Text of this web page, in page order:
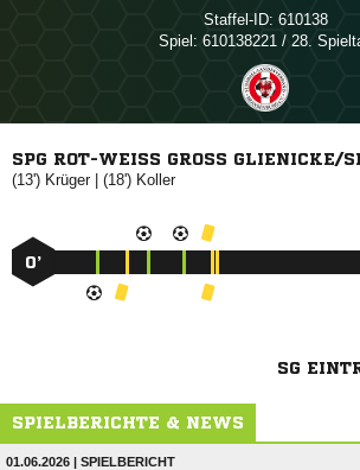
Staffel-ID: 610138
Spiel: 610138221 / 28.
SPG ROT-WEISS GROSS GLIENICKE/
(13') | (18') 
0’
SG
SPIELBERICHTE & NEWS
01.06.2026 | SPIELBERICHT